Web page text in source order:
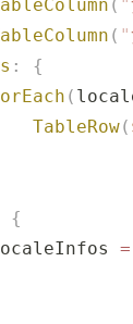
( "
( "
:
{
(
TableRow
(
{
=